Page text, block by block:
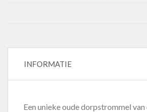
INFORMATIE
Een unieke oude dorpstrommel